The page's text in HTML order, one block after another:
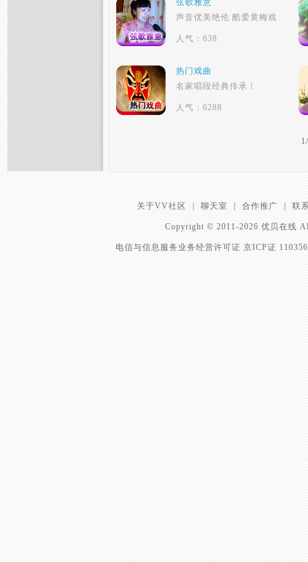
弦歌雅意
声音优美绝伦 酷爱黄梅戏
人气：638
热门戏曲
名家唱段经典传承！
人气：6288
关于VV社区 | 聊天室 | 合作推广 联
Copyright © 2011-2026 优贝在线
电信与信息服务业务经营许可证 京ICP证